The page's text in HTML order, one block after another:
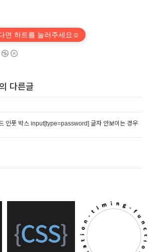
면 하트를 눌러주세요☺
다른글
인풋 박스 input[type=password] 글자 안보이는 경우